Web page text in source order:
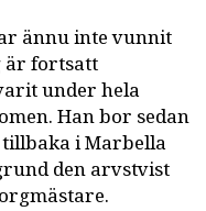
ännu inte vunnit
är fortsatt
under hela
Han bor sedan
i Marbella
den arvstvist